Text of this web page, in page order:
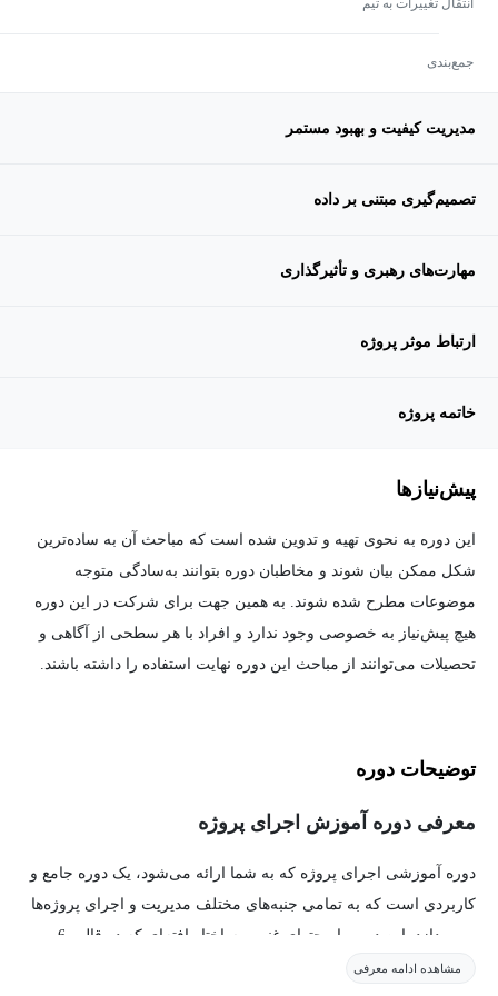
انتقال تغییرات به تیم
جمع‌بندی
مدیریت کیفیت و بهبود مستمر
تصمیم‌گیری مبتنی بر داده
مهارت‌های رهبری و تأثیرگذاری
ارتباط موثر پروژه
خاتمه پروژه
پیش‌نیاز‌ها
این دوره به نحوی تهیه و تدوین شده است که مباحث آن به ساده‌ترین
شکل ممکن بیان شوند و مخاطبان دوره بتوانند به‌سادگی متوجه
موضوعات مطرح شده شوند. به همین جهت برای شرکت در این دوره
هیچ پیش‌نیاز به خصوصی وجود ندارد و افراد با هر سطحی از آگاهی و
تحصیلات می‌توانند از مباحث این دوره نهایت استفاده را داشته باشند.
توضیحات دوره
معرفی دوره آموزش اجرای پروژه
دوره آموزشی اجرای پروژه که به شما ارائه می‌شود، یک دوره جامع و
کاربردی است که به تمامی جنبه‌های مختلف مدیریت و اجرای پروژه‌ها
می‌پردازد. این دوره با محتوای غنی و ساختاریافته‌ای که در قالب 6
فصل و 59 جلسه آموزشی تدوین شده است، به شما این امکان رامشاهده ادامه معرفی